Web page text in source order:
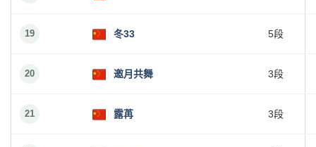
19 冬33 5段
20 邀月共舞 3段
21 露苒 3段